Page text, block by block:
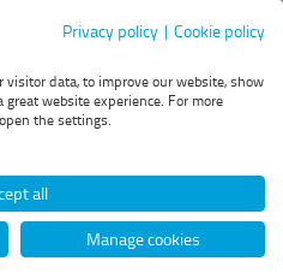
de
Privacy policy | Cookie policy
data, to improve our website, show
website experience. For more
the settings.
all
Manage cookies